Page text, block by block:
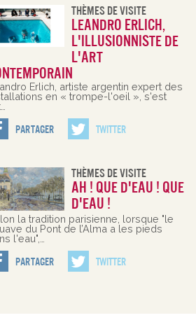
Thèmes De Visite
Leandro Erlich,
l'illusionniste de
l'art
Erlich, artiste argentin expert des
en « trompe-l'oeil », s'est
Partager Twitter
Thèmes De Visite
Ah ! Que d'eau ! Que
d'eau !
la tradition parisienne, lorsque "le
du Pont de l’Alma a les pieds
l'eau",…
Partager Twitter